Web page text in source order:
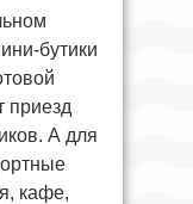
бутики
приезд
А для
кафе,